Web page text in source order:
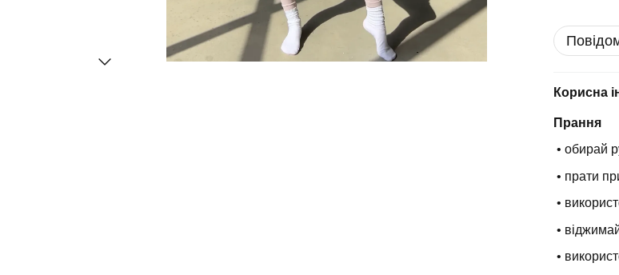
Корисна
Прання
• обирай
• прати
•
•
•